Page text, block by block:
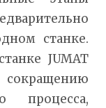
станке.
JUMAT
процесса,